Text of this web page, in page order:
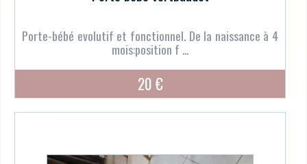
Porte-bébé evolutif et fonctionnel. De la naissance à 4
mois:position f ...
20 €